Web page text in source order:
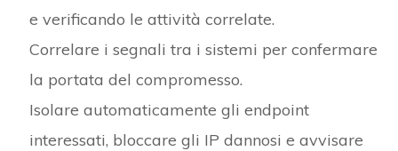
e verificando le attività correlate.
Correlare i segnali tra i sistemi per confermare
la portata del compromesso.
Isolare automaticamente gli endpoint
interessati, bloccare gli IP dannosi e avvisare